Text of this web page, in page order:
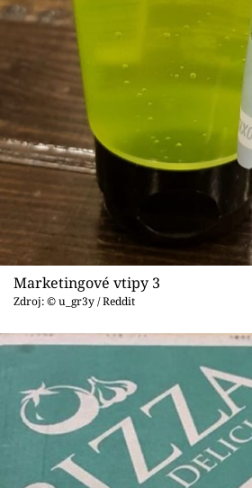
Marketingové vtipy 3
Zdroj: © u_gr3y / Reddit